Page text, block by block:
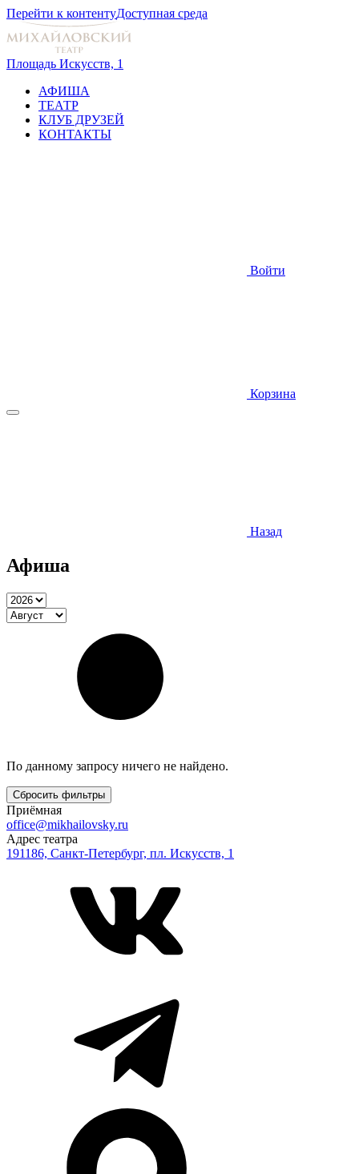
Перейти к контентуДоступная среда
Площадь Искусств, 1
АФИША
ТЕАТР
КЛУБ ДРУЗЕЙ
КОНТАКТЫ
Войти
Корзина
Назад
Афиша
По данному запросу ничего не найдено.
Сбросить фильтры
Приёмная
office@mikhailovsky.ru
Адрес театра
191186, Санкт-Петербург, пл. Искусств, 1